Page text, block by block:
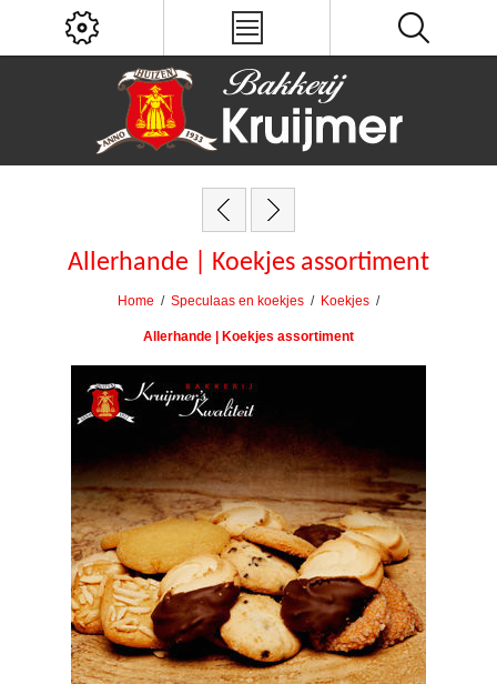
Allerhande | Koekjes assortiment
Home / Speculaas en koekjes / Koekjes /
Allerhande | Koekjes assortiment